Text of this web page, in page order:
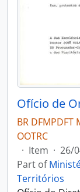
BR DFMPDFT
OOTRC
· Item · 26/
Part of
Territórios